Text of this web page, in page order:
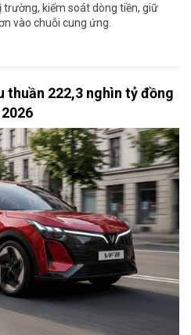
kiểm soát dòng tiền, giữ
vào chuỗi cung ứng.
222,3 nghìn tỷ đồng